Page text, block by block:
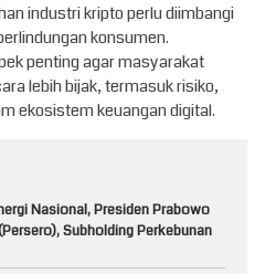
industri kripto perlu diimbangi
konsumen.
penting agar masyarakat
lebih bijak, termasuk risiko,
ekosistem keuangan digital.
Nasional, Presiden Prabowo
Subholding Perkebunan